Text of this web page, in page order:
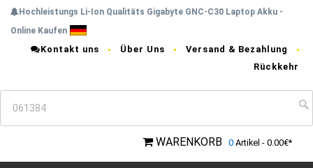
Hochleistungs Li-Ion Qualitäts Gigabyte GNC-C30 Laptop Akku -
Online Kaufen
Kontakt uns Über Uns
Versand & Bezahlung
Rückkehr
WARENKORB 0 Artikel - 0.00€*